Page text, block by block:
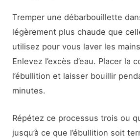
Tremper une débarbouillette
légèrement plus chaude que
utilisez pour vous laver les
Enlevez l’excès d’eau. Placer la
l’ébullition et laisser bouillir
minutes.
Répétez ce processus trois ou
jusqu’à ce que l’ébullition soit